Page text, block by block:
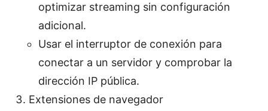
optimizar streaming sin configuración
adicional.
Usar el interruptor de conexión para
conectar a un servidor y comprobar la
dirección IP pública.
Extensiones de navegador